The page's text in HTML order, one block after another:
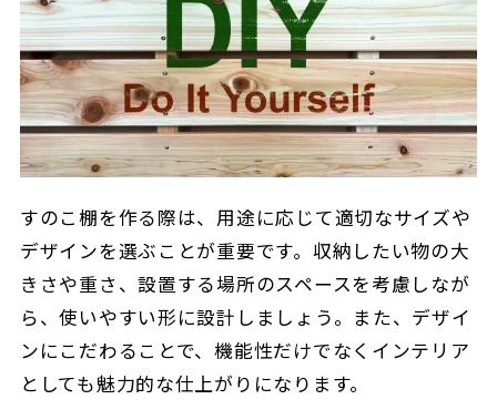
すのこ棚を作る際は、用途に応じて適切なサイズや
デザインを選ぶことが重要です。収納したい物の大
きさや重さ、設置する場所のスペースを考慮しなが
ら、使いやすい形に設計しましょう。また、デザイ
ンにこだわることで、機能性だけでなくインテリア
としても魅力的な仕上がりになります。